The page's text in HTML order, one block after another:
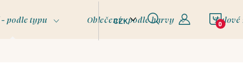
CZK
podle typu Oblečení - podle barvy